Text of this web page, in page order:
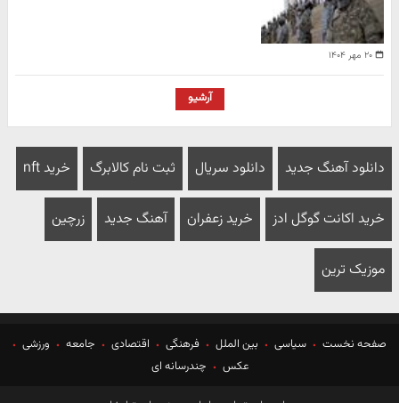
۲۰ مهر ۱۴۰۴
آرشیو
دانلود آهنگ جدید دانلود سریال ثبت نام کالابرگ خرید nft
خرید اکانت گوگل ادز خرید زعفران آهنگ جدید زرچین
موزیک ترین
صفحه نخست سیاسی بین الملل فرهنگی اقتصادی جامعه
ورزشی
عکس
چندرسانه ای